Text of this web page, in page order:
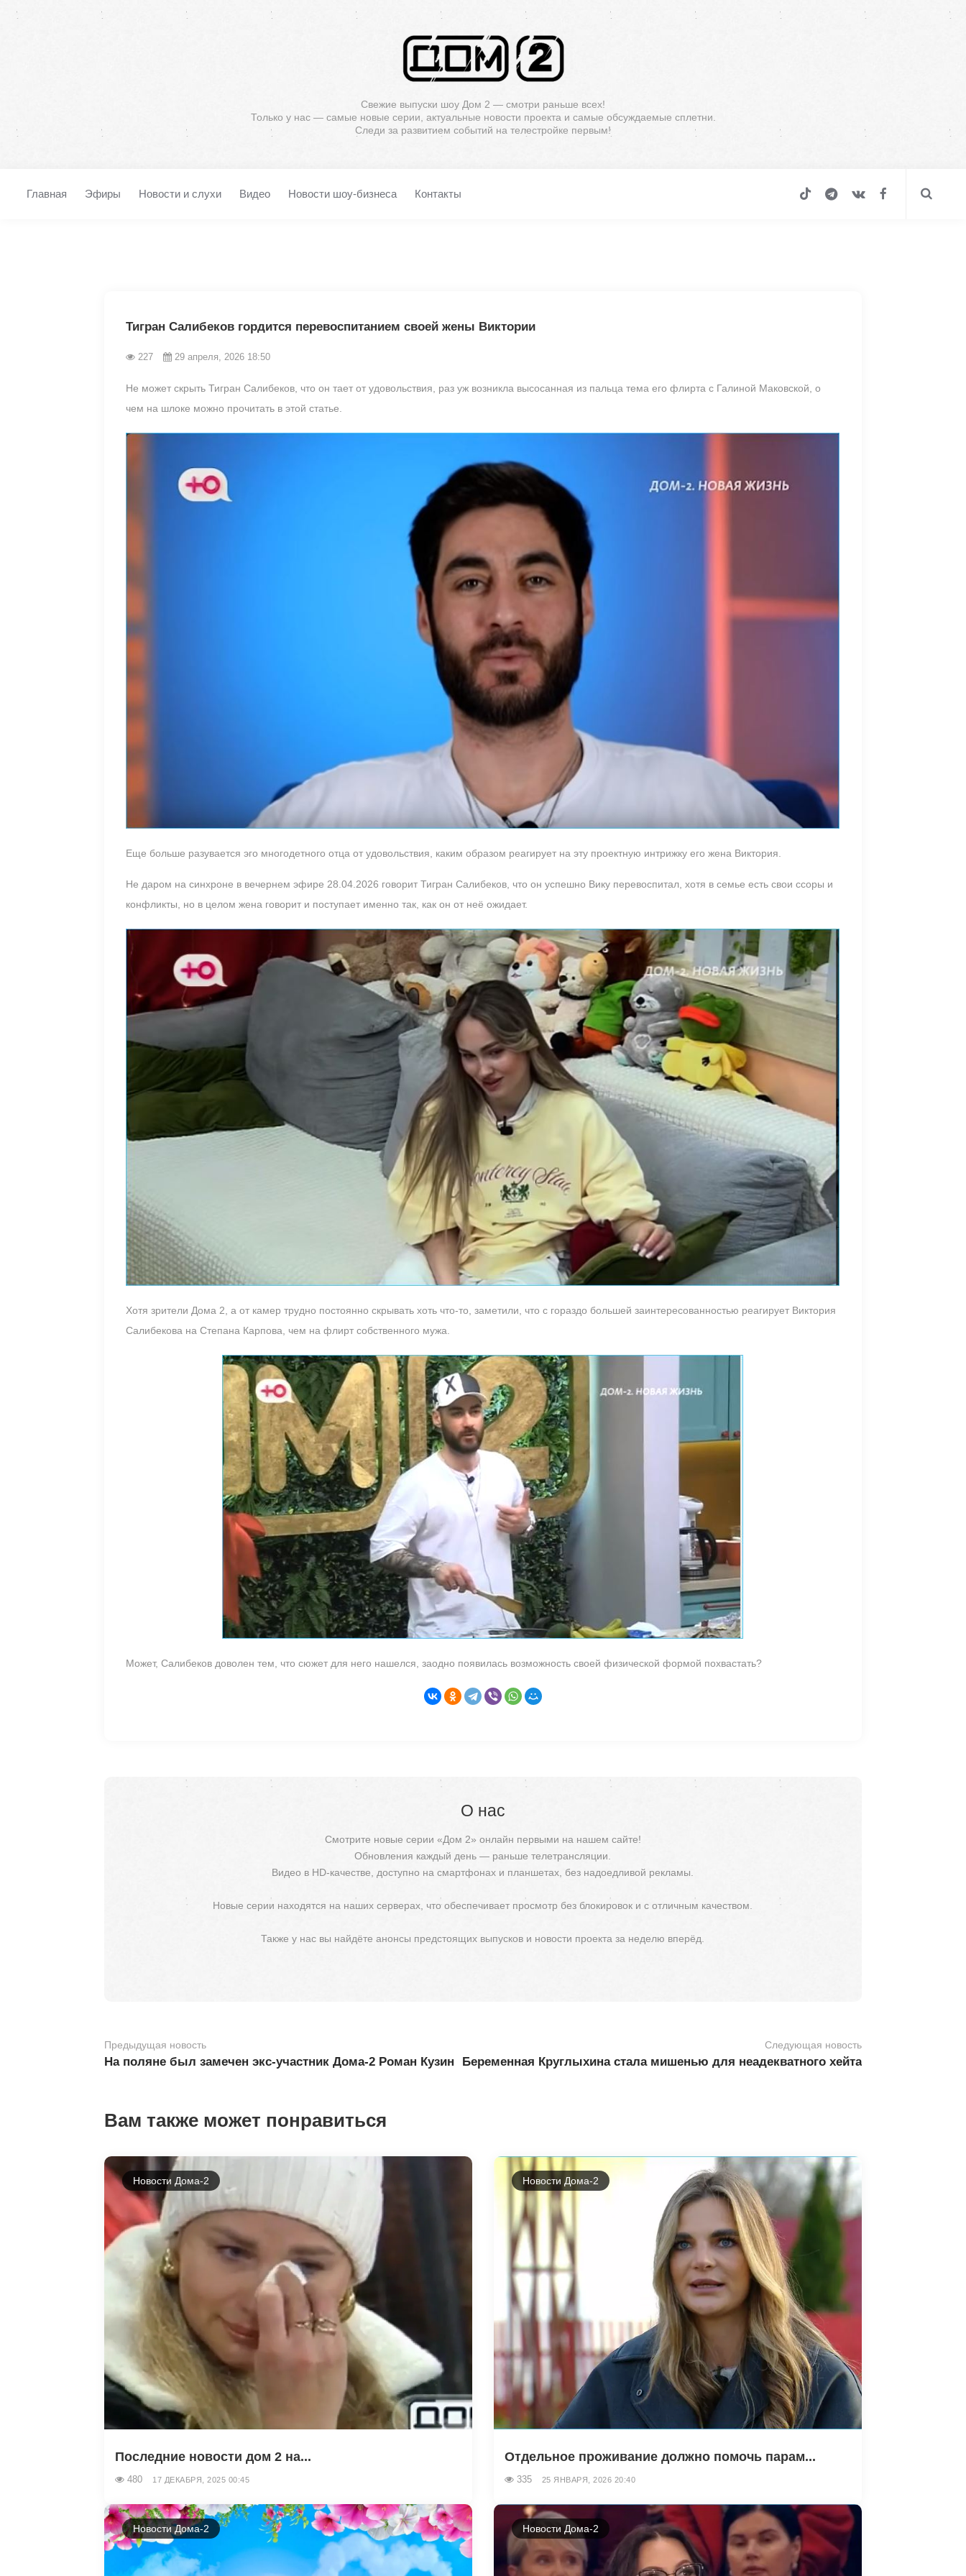
Свежие выпуски шоу Дом 2 — смотри раньше всех!
Только у нас — самые новые серии, актуальные новости проекта и самые обсуждаемые сплетни.
Следи за развитием событий на телестройке первым!
Главная Эфиры Новости и слухи Видео Новости шоу-бизнеса Контакты
Тигран Салибеков гордится перевоспитанием своей жены Виктории
227 29 апреля, 2026 18:50
Не может скрыть Тигран Салибеков, что он тает от удовольствия, раз уж возникла высосанная из пальца тема его флирта с Галиной Маковской, о
чем на шлоке можно прочитать в этой статье.
Еще больше разувается эго многодетного отца от удовольствия, каким образом реагирует на эту проектную интрижку его жена Виктория.
Не даром на синхроне в вечернем эфире 28.04.2026 говорит Тигран Салибеков, что он успешно Вику перевоспитал, хотя в семье есть свои ссоры и
конфликты, но в целом жена говорит и поступает именно так, как он от неё ожидает.
Хотя зрители Дома 2, а от камер трудно постоянно скрывать хоть что-то, заметили, что с гораздо большей заинтересованностью реагирует Виктория
Салибекова на Степана Карпова, чем на флирт собственного мужа.
Может, Салибеков доволен тем, что сюжет для него нашелся, заодно появилась возможность своей физической формой похвастать?
О нас
Смотрите новые серии «Дом 2» онлайн первыми на нашем сайте!
Обновления каждый день — раньше телетрансляции.
Видео в HD-качестве, доступно на смартфонах и планшетах, без надоедливой рекламы.
Новые серии находятся на наших серверах, что обеспечивает просмотр без блокировок и с отличным качеством.
Также у нас вы найдёте анонсы предстоящих выпусков и новости проекта за неделю вперёд.
Предыдущая новость
На поляне был замечен экс-участник Дома-2 Роман Кузин
Следующая новость
Беременная Круглыхина стала мишенью для неадекватного хейта
Вам также может понравиться
Новости Дома-2
Последние новости дом 2 на...
480 17 ДЕКАБРЯ, 2025 00:45
Новости Дома-2
Отдельное проживание должно помочь парам...
335 25 ЯНВАРЯ, 2026 20:40
Новости Дома-2 Новости Дома-2